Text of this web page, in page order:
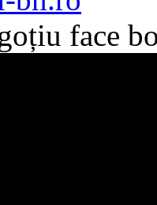
face